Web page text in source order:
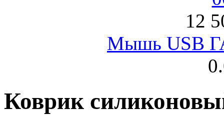
12
Мышь USB
Коврик